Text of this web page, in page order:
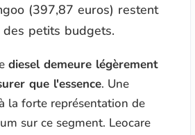
(397,87 euros) restent
petits budgets.
diesel demeure légèrement
que l'essence. Une
la forte représentation de
sur ce segment. Leocare